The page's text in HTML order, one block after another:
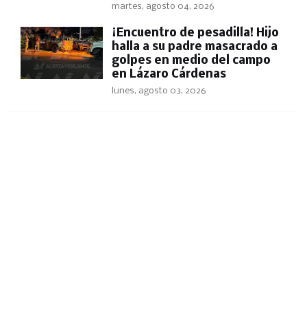
martes, agosto 04, 2026
​¡Encuentro de pesadilla! Hijo
halla a su padre masacrado a
golpes en medio del campo
en Lázaro Cárdenas
lunes, agosto 03, 2026